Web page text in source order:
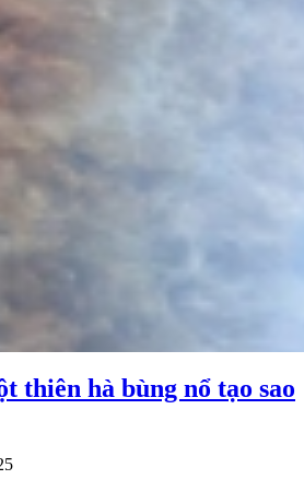
thiên hà bùng nổ tạo sao